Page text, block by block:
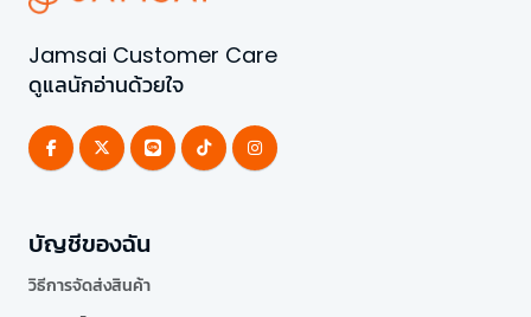
Jamsai Customer Care
ดูแลนักอ่านด้วยใจ
บัญชีของฉัน
วิธีการจัดส่งสินค้า